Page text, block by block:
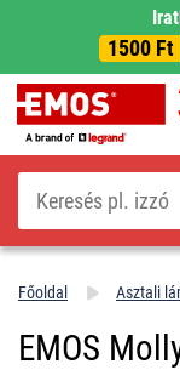
1500 Ft
Keresés
Főoldal Asztali
EMOS